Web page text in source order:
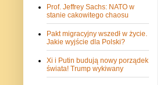
Prof. Jeffrey Sachs: NATO w
stanie cakowitego chaosu
Pakt migracyjny wszedł w życie.
Jakie wyjście dla Polski?
Xi i Putin budują nowy porządek
świata! Trump wykiwany